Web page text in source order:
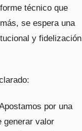
técnico que
se espera una
y fidelización
por una
generar valor